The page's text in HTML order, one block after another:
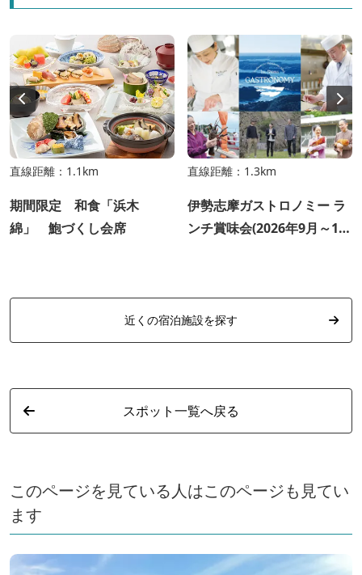
直線距離：1.1km
期間限定 和食「浜木
綿」 鮑づくし会席
直線距離：1.3km
伊勢志摩ガストロノミー ラ
ンチ賞味会(2026年9月～12
近くの宿泊施設を探す
スポット一覧へ戻る
このページを見ている人はこのページも見てい
ます